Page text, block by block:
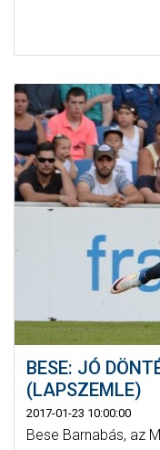
BESE: JÓ
(LAPSZEMLE)
2017-01-23 10:00:00
Bese Barnabás, az